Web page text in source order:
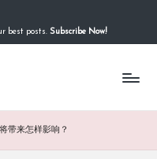
best posts. Subscribe Now!
带来怎样影响？